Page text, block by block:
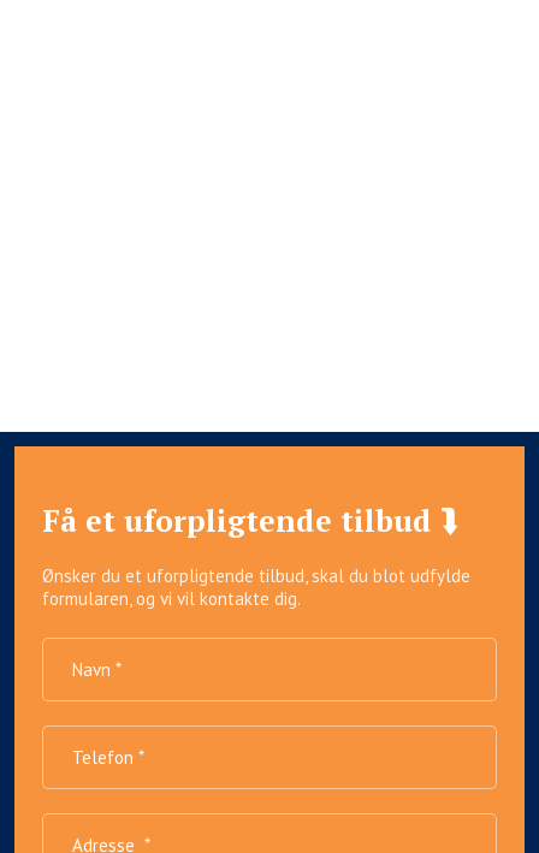
Få et uforpligtende tilbud ⮯
Ønsker du et uforpligtende tilbud, skal du blot udfylde
formularen, og vi vil kontakte dig.